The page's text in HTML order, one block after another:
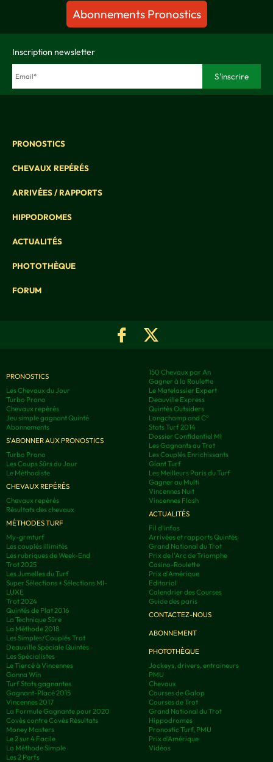
Abonnements Pronostics
Inscription newsletter
PRONOSTICS
CHEVAUX REPÉRÉS
ARRIVÉES / RAPPORTS
HIPPODROMES
ACTUALITÉS
PHOTOTHÈQUE
FORUM
PRONOSTICS
Les Chevaux du Jour
Turbo Prono
Chevaux repérés
Jeu simple gagnant Quinté
Abonnements
S'ABONNER AUX PRONOSTICS
Turbo Prono
Les Coups Sûrs du Jour
Le Méthodiste
CHEVAUX REPÉRÉS
Chevaux repérés
Résultats des chevaux
MÉTHODES TURF
My-grmturf
Les couplés illimités
Les rubriques de Week-End
Trot 2025
Les Jumelles du Turf
Super Sélections + Sélections MI-
LUXE
Trot 2024
Quintés de Plat 2016
La Technique Sûre
La Méthode 2018
Les Simples/Couplés Trot
Deauville Spéciale Quintés
Les Spécialistes
Le Tiercé à Vincennes
Gonna Win
Turf Stats gagnantes
Gagnant-Placé 2015
Vincennes 2017
La Formule Gagnante pour 2020
Covès contre Covès Résultats
Money Masters
Le 2 sur 4 Facile
La Méthode Simple
Les 2 Perfs
150 Chevaux par An
Gagner à la Roulette
Le Matelassier Expert
Deauville Express
Quintés Outsiders
Longchamp and C°
Stats Turf 2014
Dossier Confidentiel MI
Les Gagnants au Trot
Les Couplés Enrichissants
Giant Turf
Les Meilleurs Paris du Turf
Gagner au Multi
Vincennes Nuit
Vincennes Flash
ACTUALITÉS
Fil d'infos
Arrivées et rapports Quintés
Grand National du Trot
Prix de l'Arc de Triomphe
Casino-Roulette
Prix d'Amérique
Editorial
Calendrier des Courses
Guide des paris
CONTACTEZ-NOUS
ABONNEMENT
PHOTOTHÈQUE
Jockeys, drivers, entraineurs
PMU
Chevaux
Courses de Galop
Courses de Trot
Grand National du Trot
Hippodromes
Pronostic Turf, PMU
Prix d’Amérique
Vidéos